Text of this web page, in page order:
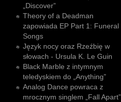
„Discover”
Theory of a Deadman
zapowiada EP Part 1: Funeral
Songs
Język nocy oraz Rzeźbię w
słowach - Ursula K. Le Guin
Black Marble z intymnym
teledyskiem do „Anything”
Analog Dance powraca z
mrocznym singlem „Fall Apart”